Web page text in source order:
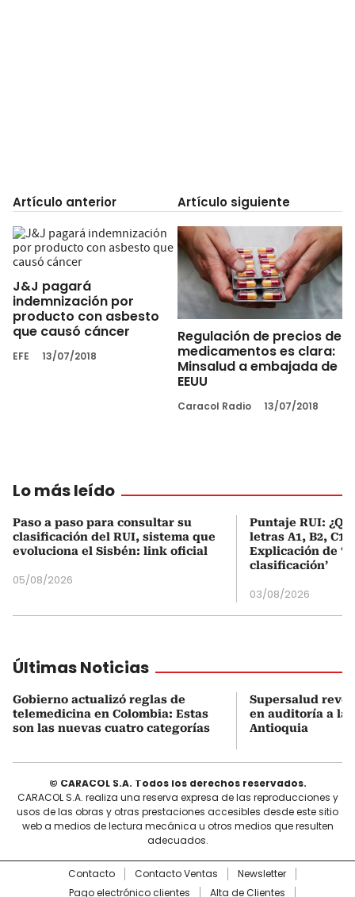
Artículo anterior
J&J pagará
indemnización por
producto con asbesto
que causó cáncer
EFE 13/07/2018
Artículo siguiente
Regulación de precios de
medicamentos es clara:
Minsalud a embajada de
EEUU
Caracol Radio 13/07/2018
Lo más leído
Paso a paso para consultar su
clasificación del RUI, sistema que
evoluciona el Sisbén: link oficial
05/08/2026
Puntaje RUI:
letras A1, B2, C1
Explicación de
clasificación’
03/08/2026
Últimas Noticias
Gobierno actualizó reglas de
telemedicina en Colombia: Estas
son las nuevas cuatro categorías
Supersalud
en auditoría a la
Antioquia
© CARACOL S.A. Todos los derechos reservados.
CARACOL S.A. realiza una reserva expresa de las reproducciones y
usos de las obras y otras prestaciones accesibles desde este sitio
web a medios de lectura mecánica u otros medios que resulten
adecuados.
Contacto Contacto Ventas
Newsletter
Pago electrónico clientes
Alta de Clientes